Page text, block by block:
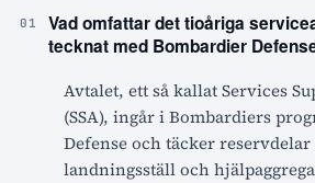
01
Vad omfattar det tioåriga
tecknat med Bombardier
Avtalet, ett så kallat Services
(SSA), ingår i Bombardiers
Defense och täcker
landningsställ och